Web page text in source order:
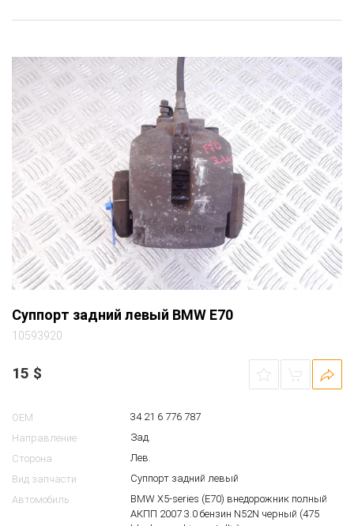
Суппорт задний левый BMW E70
15
OEM
Направление
Зад.